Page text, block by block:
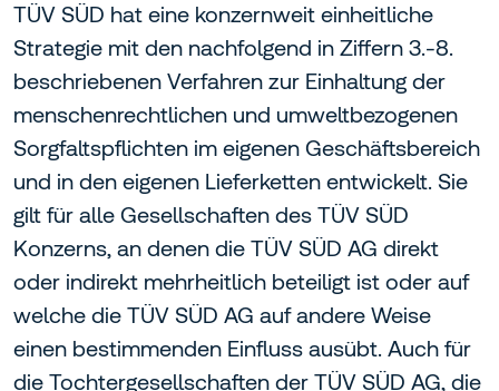
TÜV SÜD hat eine konzernweit einheitliche
Strategie mit den nachfolgend in Ziffern 3.-8.
beschriebenen Verfahren zur Einhaltung der
menschenrechtlichen und umweltbezogenen
Sorgfaltspflichten im eigenen Geschäftsbereich
und in den eigenen Lieferketten entwickelt. Sie
gilt für alle Gesellschaften des TÜV SÜD
Konzerns, an denen die TÜV SÜD AG direkt
oder indirekt mehrheitlich beteiligt ist oder auf
welche die TÜV SÜD AG auf andere Weise
einen bestimmenden Einfluss ausübt. Auch für
die Tochtergesellschaften der TÜV SÜD AG, die